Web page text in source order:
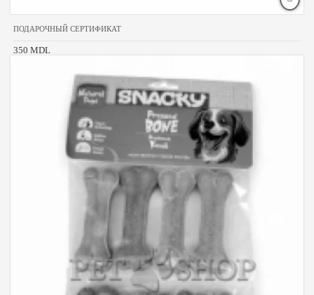
ПОДАРОЧНЫЙ СЕРТИФИКАТ
350 MDL